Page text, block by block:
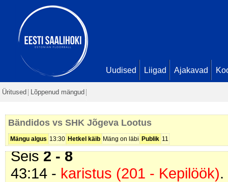
Uudised Liigad Ajakavad
Üritused Lõppenud mängud
Bändidos vs SHK Jõgeva Lootus
Mängu algus 13:30 Hetkel käib Mäng on läbi Publik 11
28:13 -
karistus (209 -
Lootus). 2 min
29:52 -värav
Seis2 - 5
37:54 -värav. Kalmer Koossalu (
Paulus. Seis2 - 7
42:11 -värav. Siim Hõim (
Seis2 - 8
43:14 - karistus (201 - Kepilöök).